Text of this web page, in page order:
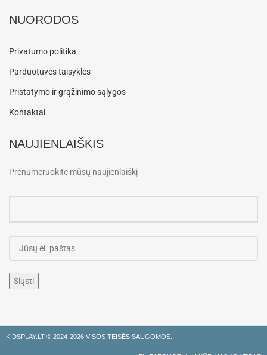
NUORODOS
Privatumo politika
Parduotuvės taisyklės
Pristatymo ir grąžinimo sąlygos
Kontaktai
NAUJIENLAIŠKIS
Prenumeruokite mūsų naujienlaiškį
KIDSPLAY.LT © 2024-2026 VISOS TEISĖS SAUGOMOS.